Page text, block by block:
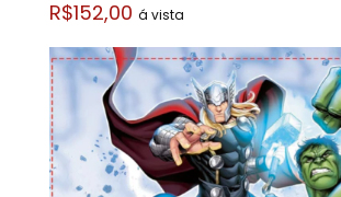
R$152,00 á vista